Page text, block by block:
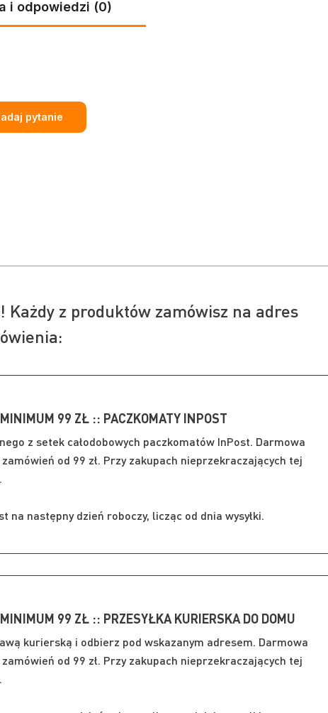
i odpowiedzi (0)
pytanie
z produktów zamówisz na adres
99 ZŁ :: PACZKOMATY INPOST
z setek całodobowych paczkomatów InPost. Darmowa
od 99 zł. Przy zakupach nieprzekraczających tej
na następny dzień roboczy, licząc od dnia wysyłki.
99 ZŁ :: PRZESYŁKA KURIERSKA DO DOMU
kurierską i odbierz pod wskazanym adresem. Darmowa
od 99 zł. Przy zakupach nieprzekraczających tej